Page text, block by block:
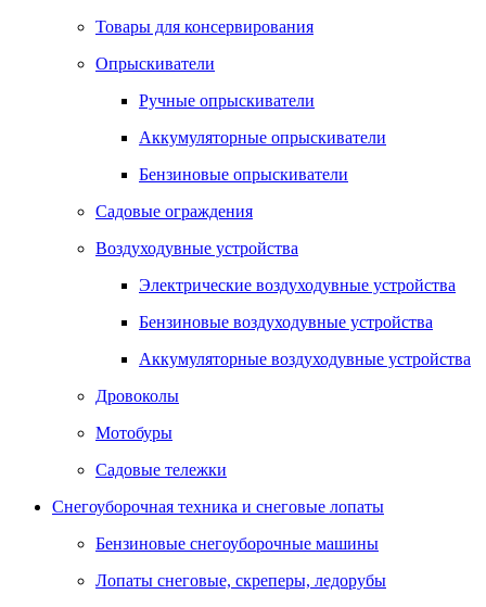
Товары для консервирования
Опрыскиватели
Ручные опрыскиватели
Аккумуляторные опрыскиватели
Бензиновые опрыскиватели
Садовые ограждения
Воздуходувные устройства
Электрические воздуходувные устройства
Бензиновые воздуходувные устройства
Аккумуляторные воздуходувные устройства
Дровоколы
Мотобуры
Садовые тележки
Снегоуборочная техника и снеговые лопаты
Бензиновые снегоуборочные машины
Лопаты снеговые, скреперы, ледорубы